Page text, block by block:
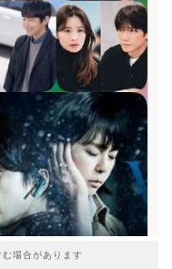
場合があります